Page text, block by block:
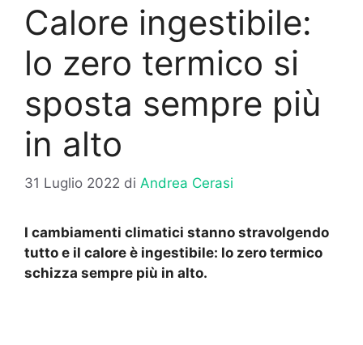
Calore ingestibile:
lo zero termico si
sposta sempre più
in alto
31 Luglio 2022 di Andrea Cerasi
I cambiamenti climatici stanno stravolgendo
tutto e il calore è ingestibile: lo zero termico
schizza sempre più in alto.